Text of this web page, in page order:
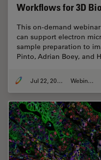
Workflows for 3D
This on-demand
can support electron
sample preparation to
Pinto, Adrian Boey, and
Jul 22, 2025 Webinar: